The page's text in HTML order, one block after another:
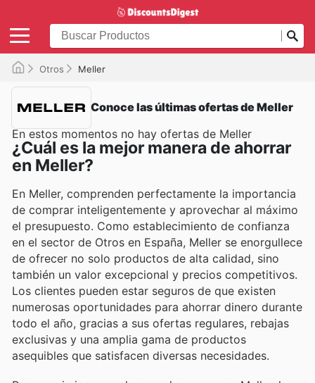
Otros Meller
Conoce las últimas ofertas de Meller
En estos momentos no hay ofertas de Meller
¿Cuál es la mejor manera de ahorrar
en Meller?
En Meller, comprenden perfectamente la importancia
de comprar inteligentemente y aprovechar al máximo
el presupuesto. Como establecimiento de confianza
en el sector de Otros en España, Meller se enorgullece
de ofrecer no solo productos de alta calidad, sino
también un valor excepcional y precios competitivos.
Los clientes pueden estar seguros de que existen
numerosas oportunidades para ahorrar dinero durante
todo el año, gracias a sus ofertas regulares, rebajas
exclusivas y una amplia gama de productos
asequibles que satisfacen diversas necesidades.